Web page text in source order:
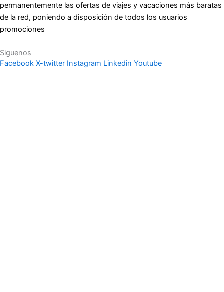
permanentemente las ofertas de viajes y vacaciones más baratas
de la red, poniendo a disposición de todos los usuarios
promociones
Siguenos
Facebook X-twitter Instagram Linkedin Youtube